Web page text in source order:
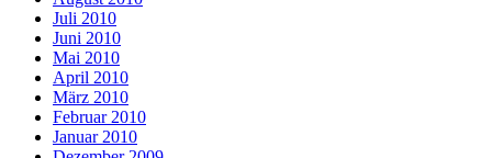
Juli 2010
Juni 2010
Mai 2010
April 2010
März 2010
Februar 2010
Januar 2010